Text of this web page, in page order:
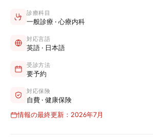
診療科目
一般診療 · 心療内科
対応言語
英語 · 日本語
受診方法
要予約
対応保険
自費 · 健康保険
情報の最終更新：2026年7月